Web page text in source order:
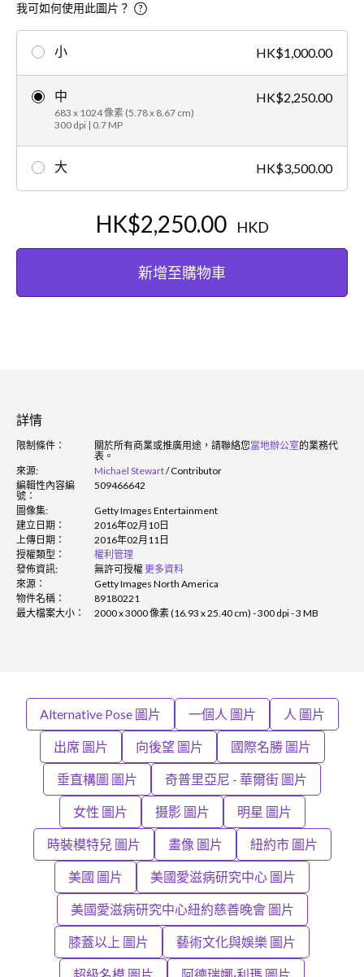
我可如何使用此圖片？
小 HK$1,000.00
中
683 x 1024 像素 (5.78 x 8.67 cm)
300 dpi | 0.7 MP
HK$2,250.00
大 HK$3,500.00
HK$2,250.00 HKD
新增至購物車
詳情
限制條件： 關於所有商業或推廣用途，請聯絡您當地辦公室的業務代
表。
來源:
Michael Stewart/Contributor
編輯性內容編
號：
509466642
圖像集:
Getty Images Entertainment
建立日期：
2016年02月10日
上傳日期：
2016年02月11日
授權類型：
權利管理
發佈資訊:
無許可授權更多資料
來源：
Getty Images North America
物件名稱：
89180221
最大檔案大小：
2000 x 3000 像素 (16.93 x 25.40 cm) - 300 dpi - 3 MB
Alternative Pose 圖片 一個人 圖片 人 圖片
出席 圖片 向後望 圖片 國際名勝 圖片
垂直構圖 圖片 奇普里亞尼 - 華爾街 圖片
女性 圖片 摄影 圖片 明星 圖片
時裝模特兒 圖片 畫像 圖片 紐約市 圖片
美國 圖片 美國愛滋病研究中心 圖片
美國愛滋病研究中心紐約慈善晚會 圖片
膝蓋以上 圖片 藝術文化與娛樂 圖片